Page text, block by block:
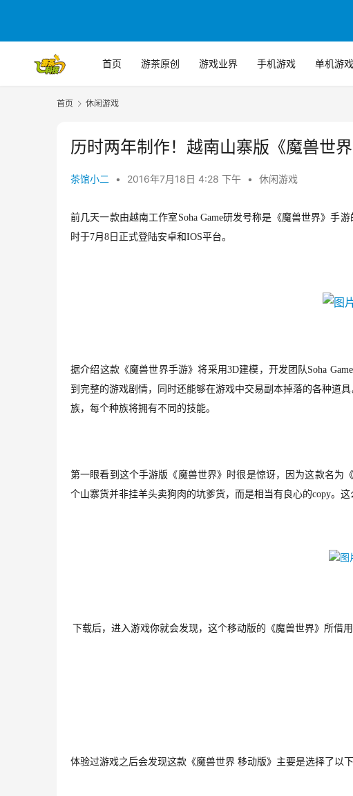
首页 游茶原创 游戏业界 手机游戏 单机游戏
首页 休闲游戏
历时两年制作！越南山寨版《魔兽世
茶馆小二 • 2016年7月18日 4:28 下午 • 休闲游戏
前几天一款由越南工作室Soha Game研发号称是《魔兽世界》手
时于7月8日正式登陆安卓和IOS平台。
据介绍这款《魔兽世界手游》将采用3D建模，开发团队Soha
到完整的游戏剧情，同时还能够在游戏中交易副本掉落的各种道
族，每个种族将拥有不同的技能。
第一眼看到这个手游版《魔兽世界》时很是惊讶，因为这款名为
个山寨货并非挂羊头卖狗肉的坑爹货，而是相当有良心的copy。这
下载后，进入游戏你就会发现，这个移动版的《魔兽世界》所借
体验过游戏之后会发现这款《魔兽世界 移动版》主要是选择了以下